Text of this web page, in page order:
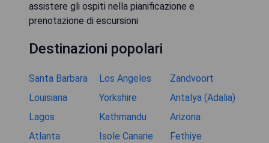
assistere gli ospiti nella pianificazione e
prenotazione di escursioni
Destinazioni popolari
Santa Barbara Los Angeles
Zandvoort
Louisiana
Yorkshire
Antalya (Adalia)
Lagos
Kathmandu
Arizona
Atlanta
Isole Canarie
Fethiye